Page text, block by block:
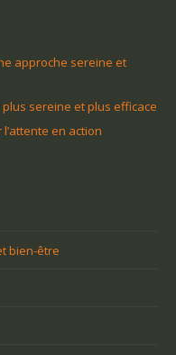
approche sereine et
sereine et plus efficace
en action
bien-être